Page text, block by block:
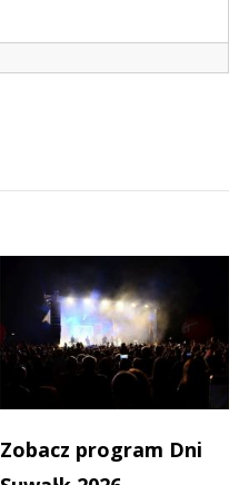
Zobacz program Dni